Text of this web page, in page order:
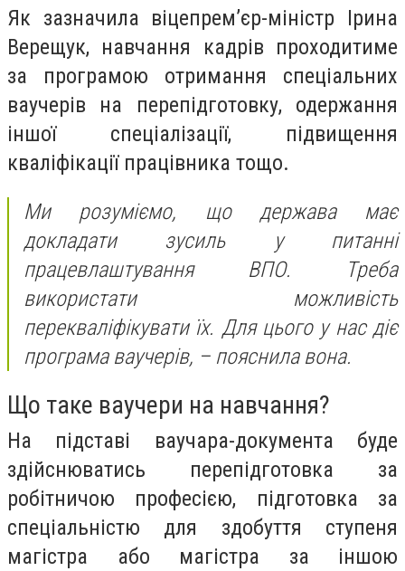
Як зазначила віцепрем’єр-міністр Ірина
Верещук, навчання кадрів проходитиме
за програмою отримання спеціальних
ваучерів на перепідготовку, одержання
іншої спеціалізації, підвищення
кваліфікації працівника тощо.
Ми розуміємо, що держава має
докладати зусиль у питанні
працевлаштування ВПО. Треба
використати можливість
перекваліфікувати їх. Для цього у нас діє
програма ваучерів, – пояснила вона.
Що таке ваучери на навчання?
На підставі ваучара-документа буде
здійснюватись перепідготовка за
робітничою професією, підготовка за
спеціальністю для здобуття ступеня
магістра або магістра за іншою